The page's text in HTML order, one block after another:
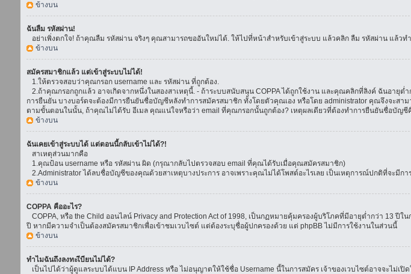
ข้างบน
ฉันลืม รหัสผ่าน!
อย่าเพิ่งตกใจ! ถ้าคุณลืม รหัสผ่าน จริงๆ คุณสามารถขออันใหม่ได้. ให้ไปที่หน้าสำหรับเข้าสู่ระบบ แล้วคลิก ลืม รหัสผ่าน แล้วท
ข้างบน
สมัครสมาชิกแล้ว แต่เข้าสู่ระบบไม่ได้!
1.ให้ตรวจสอบว่าคุณกรอก username และ รหัสผ่าน ที่ถูกต้อง.
2.ถ้าคุณกรอกถูกแล้ว อาจเกิดจากหนึ่งในสองสาเหตุนี้. - ถ้าระบบสนับสนุน COPPA ได้ถูกใช้งาน และคุณคลิกที่ลิงค์ ฉันอ
การยืนยัน บางบอร์ดจะต้องมีการยืนยันชื่อบัญชีหลังทำการสมัครสมาชิก ทั้งโดยตัวคุณเอง หรือโดย administrator คุณจึงจะ
ตามขั้นตอนในนั้น, ถ้าคุณไม่ได้รับ อีเมล คุณแน่ใจหรือว่า email ที่คุณกรอกนั้นถูกต้อง? เหตุผลเดียวที่ต้องทำการยืนยันชื่อบัญ
ข้างบน
ฉันเคยเข้าสู่ระบบได้ แต่ตอนนี้กลับเข้าไม่ได้?!
สาเหตุส่วนมากคือ
1.คุณป้อน username หรือ รหัสผ่าน ผิด (กรุณากลับไปตรวจสอบ email ที่คุณได้รับเมื่อคุณสมัครสมาชิก)
2.Administrator ได้ลบชื่อบัญชีของคุณด้วยสาเหตุบางประการ อาจเพราะคุณไม่ได้โพสต์อะไรเลย เป็นเหตุการณ์ปกติที่จะมี
ข้างบน
COPPA คืออะไร?
COPPA, หรือ the Child ออนไลน์ Privacy and Protection Act of 1998, เป็นกฏหมายคุ้มครองผู้บริโภคที่มีอายุต่ำกว่า 13
ปี หากมีความจำเป็นต้องสมัครสมาชิกเพื่อเข้าชมเวบไซต์ แต่ต้องระบุชื่อผู้ปกครองด้วย แต่ phpBB ไม่มีการใช้งานในส่วนนี้
ข้างบน
ทำไมฉันถึงลงทะเีบียนไม่ได้?
เป็นไปได้ว่าผู้ดูแลระบบได้แบน IP Address หรือ ไม่อนุญาตให้ใช้ชื่อ Username นี้ในการสมัคร เจ้าของเวบไซต์อาจจะไม่